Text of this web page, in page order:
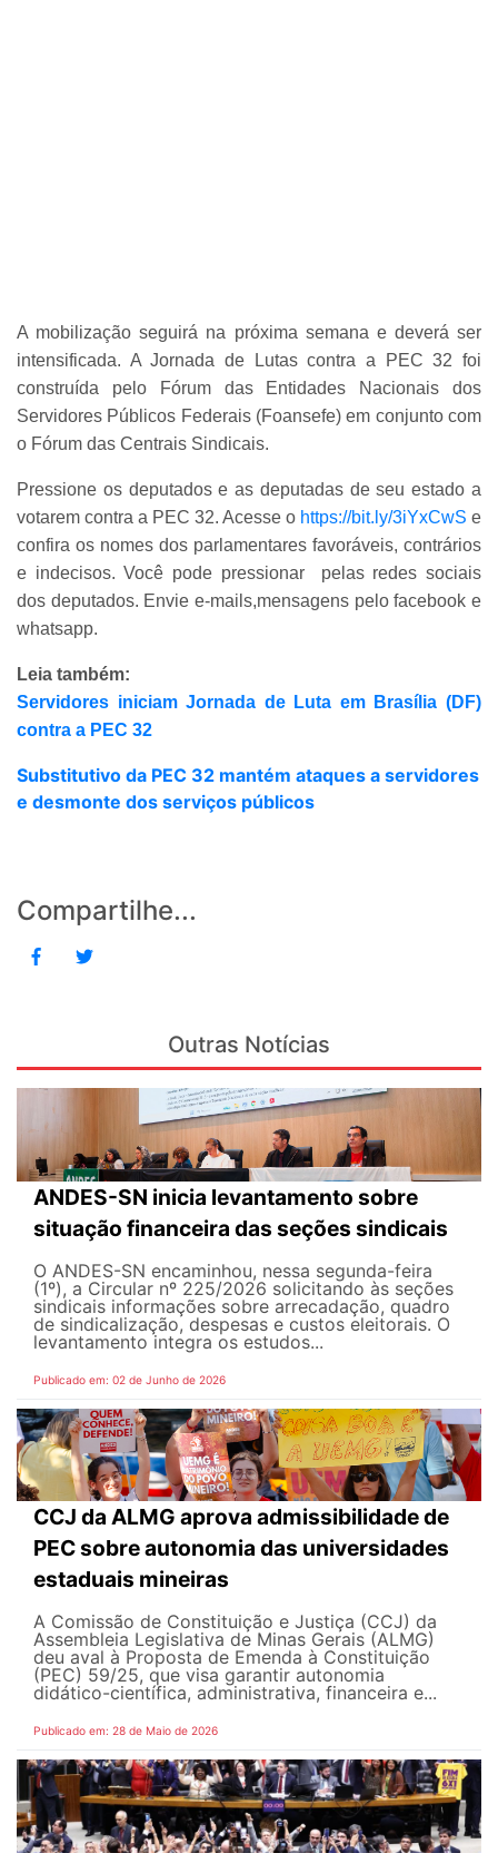
A mobilização seguirá na próxima semana e deverá ser
intensificada. A Jornada de Lutas contra a PEC 32 foi
construída pelo Fórum das Entidades Nacionais dos
Servidores Públicos Federais (Foansefe) em conjunto com
o Fórum das Centrais Sindicais.
Pressione os deputados e as deputadas de seu estado a
votarem contra a PEC 32. Acesse o https://bit.ly/3iYxCwS e
confira os nomes dos parlamentares favoráveis, contrários
e indecisos. Você pode pressionar pelas redes sociais
dos deputados. Envie e-mails,mensagens pelo facebook e
whatsapp.
Leia também:
Servidores iniciam Jornada de Luta em Brasília (DF)
contra a PEC 32
Substitutivo da PEC 32 mantém ataques a servidores
e desmonte dos serviços públicos
Compartilhe...
Outras Notícias
ANDES-SN inicia levantamento sobre
situação financeira das seções sindicais
O ANDES-SN encaminhou, nessa segunda-feira
(1º), a Circular nº 225/2026 solicitando às seções
sindicais informações sobre arrecadação, quadro
de sindicalização, despesas e custos eleitorais. O
levantamento integra os estudos...
Publicado em: 02 de Junho de 2026
CCJ da ALMG aprova admissibilidade de
PEC sobre autonomia das universidades
estaduais mineiras
A Comissão de Constituição e Justiça (CCJ) da
Assembleia Legislativa de Minas Gerais (ALMG)
deu aval à Proposta de Emenda à Constituição
(PEC) 59/25, que visa garantir autonomia
didático-científica, administrativa, financeira e...
Publicado em: 28 de Maio de 2026